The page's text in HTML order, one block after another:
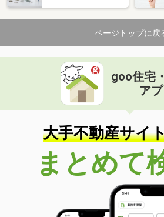
住 所
宮崎県宮崎市吾
専有面積 45.54m²
間取り
2LDK
ページトップに戻
goo住宅
ア
大手不動産サイ
まとめて